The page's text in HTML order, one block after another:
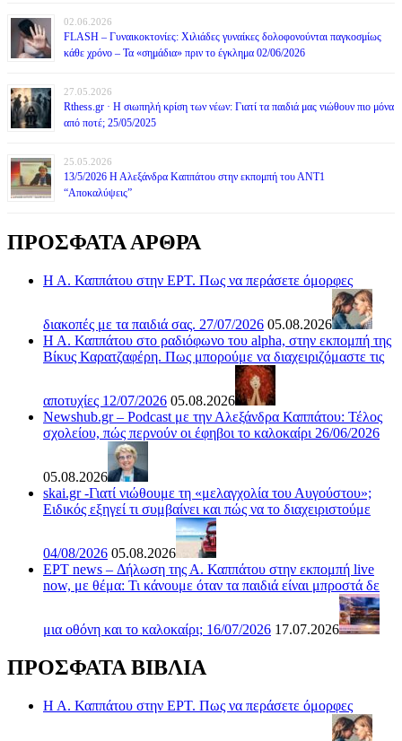
02.06.2026
FLASH – Γυναικοκτονίες: Χιλιάδες γυναίκες δολοφονούνται παγκοσμίως
κάθε χρόνο – Τα «σημάδια» πριν το έγκλημα 02/06/2026
27.05.2026
Rthess.gr · Η σιωπηλή κρίση των νέων: Γιατί τα παιδιά μας νιώθουν πιο μόνα
από ποτέ; 25/05/2025
25.05.2026
13/5/2026 Η Αλεξάνδρα Καππάτου στην εκπομπή του ΑΝΤ1
“Αποκαλύψεις”
ΠΡΟΣΦΑΤΑ ΑΡΘΡΑ
Η Α. Καππάτου στην ΕΡΤ. Πως να περάσετε όμορφες
διακοπές με τα παιδιά σας. 27/07/2026 05.08.2026
Η Α. Καππάτου στο ραδιόφωνο του alpha, στην εκπομπή της
Βίκυς Καρατζαφέρη. Πως μπορούμε να διαχειριζόμαστε τις
αποτυχίες 12/07/2026 05.08.2026
Newshub.gr – Podcast με την Αλεξάνδρα Καππάτου: Τέλος
σχολείου, πώς περνούν οι έφηβοι το καλοκαίρι 26/06/2026
05.08.2026
skai.gr -Γιατί νιώθουμε τη «μελαγχολία του Αυγούστου»;
Ειδικός εξηγεί τι συμβαίνει και πώς να το διαχειριστούμε
04/08/2026 05.08.2026
ΕΡΤ news – Δήλωση της Α. Καππάτου στην εκπομπή live
now, με θέμα: Τι κάνουμε όταν τα παιδιά είναι μπροστά δε
μια οθόνη και το καλοκαίρι; 16/07/2026 17.07.2026
ΠΡΟΣΦΑΤΑ ΒΙΒΛΙΑ
Η Α. Καππάτου στην ΕΡΤ. Πως να περάσετε όμορφες